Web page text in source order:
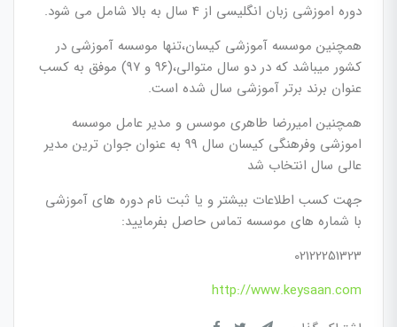
دوره اموزشی زبان انگلیسی از 4 سال به بالا شامل می شود.
همچنین موسسه آموزشی کیسان،تنها موسسه آموزشی در
کشور میباشد که در دو سال متوالی،(۹۶ و ۹۷) موفق به کسب
عنوان برند برتر آموزشی سال شده است.
همچنین امیررضا طاهری موسس و مدیر عامل موسسه
اموزشی وفرهنگی کیسان سال 99 به عنوان جوان ترین مدیر
عالی سال انتخاب شد
جهت کسب اطلاعات بیشتر و یا ثبت نام دوره های آموزشی
با شماره های موسسه تماس حاصل بفرمایید:
02122251323
http://www.keysaan.com